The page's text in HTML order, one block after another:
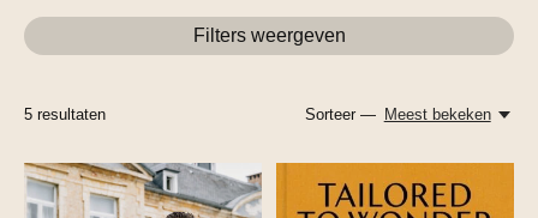
Filters weergeven
5 resultaten Sorteer — Meest bekeken